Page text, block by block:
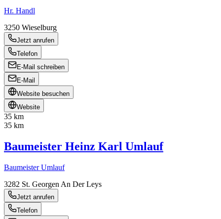
Hr. Handl
3250 Wieselburg
Jetzt anrufen
Telefon
E-Mail schreiben
E-Mail
Website besuchen
Website
35 km
35 km
Baumeister Heinz Karl Umlauf
Baumeister Umlauf
3282 St. Georgen An Der Leys
Jetzt anrufen
Telefon